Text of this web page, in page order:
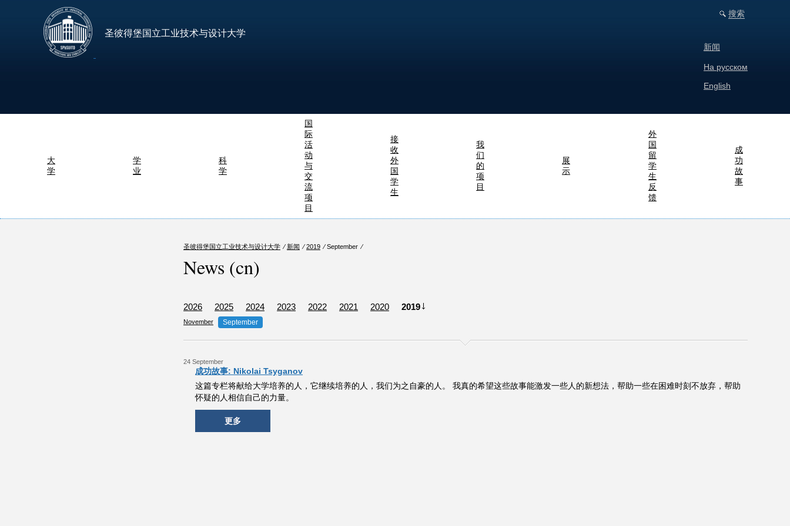
圣彼得堡国立工业技术与设计大学
搜索
新闻
На русском
English
大
学
学
业
科
学
国
际
活
动
与
交
流
项
目
接
收
外
国
学
生
我
们
的
项
目
展
示
外
国
留
学
生
反
馈
成
功
故
事
圣彼得堡国立工业技术与设计大学 ⁄ 新闻 ⁄2019 ⁄ September ⁄
News (cn)
2026 2025 2024 2023 2022 2021 2020 2019
November September
24 September
成功故事: Nikolai Tsyganov
这篇专栏将献给大学培养的人，它继续培养的人，我们为之自豪的人。 我真的希望这些故事能激发一些人的新想法，帮助一些在困难时刻不放弃，帮助
怀疑的人相信自己的力量。
更多